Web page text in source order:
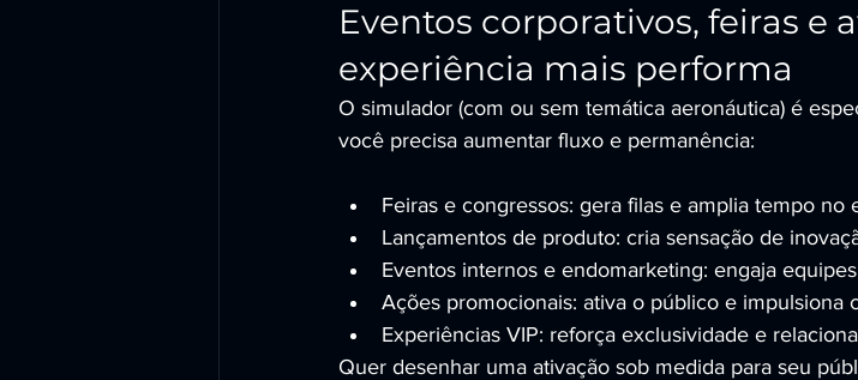
Eventos corporativos, feiras e
experiência mais performa
O simulador (com ou sem temática aeronáutica) é
você precisa aumentar fluxo e permanência:
Feiras e congressos: gera filas e amplia tempo no
Lançamentos de produto: cria sensação de
Eventos internos e endomarketing: engaja
Ações promocionais: ativa o público e impulsiona
Experiências VIP: reforça exclusividade e
Quer desenhar uma ativação sob medida para seu